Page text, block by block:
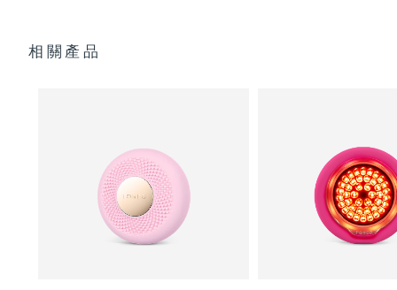
2年質保 (西班牙：3年質保)
相關產品
越南